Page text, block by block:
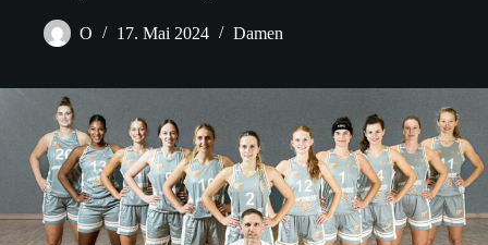
O 17. Mai 2024 Damen